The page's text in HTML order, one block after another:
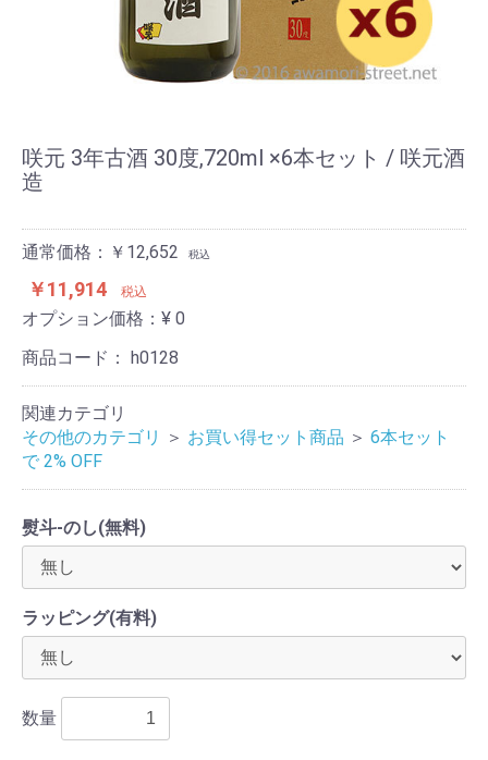
咲元 3年古酒 30度,720ml ×6本セット / 咲元酒
造
通常価格：￥12,652 税込
￥11,914 税込
オプション価格：¥ 0
商品コード：
h0128
関連カテゴリ
その他のカテゴリ
＞ お買い得セット商品 ＞ 6本セット
で 2% OFF
熨斗-のし(無料)
ラッピング(有料)
数量